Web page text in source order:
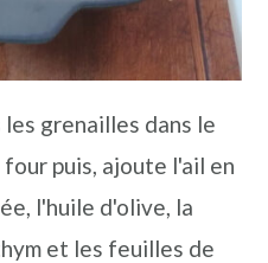
grenailles dans le
puis, ajoute l'ail en
l'huile d'olive, la
et les feuilles de